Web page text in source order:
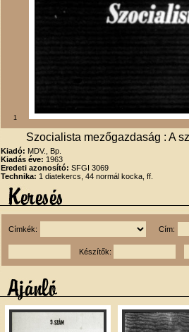
1
Szocialista mezőgazdaság : A
Kiadó: MDV., Bp.
Kiadás éve: 1963
Eredeti azonosító: SFGI 3069
Technika: 1 diatekercs, 44 normál kocka, ff.
Címkék: Cím:
Készítők: